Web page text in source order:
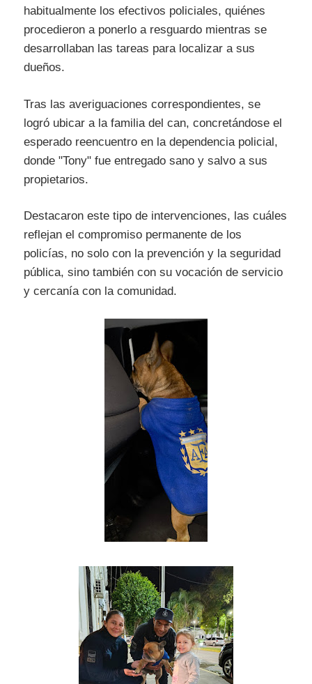
habitualmente los efectivos policiales, quiénes
procedieron a ponerlo a resguardo mientras se
desarrollaban las tareas para localizar a sus
dueños.
Tras las averiguaciones correspondientes, se
logró ubicar a la familia del can, concretándose el
esperado reencuentro en la dependencia policial,
donde "Tony" fue entregado sano y salvo a sus
propietarios.
Destacaron este tipo de intervenciones, las cuáles
reflejan el compromiso permanente de los
policías, no solo con la prevención y la seguridad
pública, sino también con su vocación de servicio
y cercanía con la comunidad.